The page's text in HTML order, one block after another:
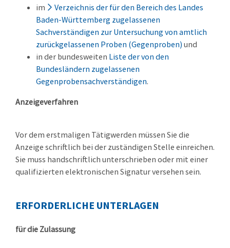
im
Verzeichnis der für den Bereich des Landes
Baden-Württemberg zugelassenen
Sachverständigen zur Untersuchung von amtlich
zurückgelassenen Proben (Gegenproben) und
in der bundesweiten Liste der von den
Bundesländern zugelassenen
Gegenprobensachverständigen.
Anzeigeverfahren
Vor dem erstmaligen Tätigwerden müssen Sie die
Anzeige schriftlich bei der zuständigen Stelle einreichen.
Sie muss handschriftlich unterschrieben oder mit einer
qualifizierten elektronischen Signatur versehen sein.
ERFORDERLICHE UNTERLAGEN
für die Zulassung